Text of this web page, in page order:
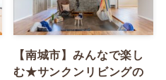
【南城市】みんなで楽し
む★サンクンリビングの